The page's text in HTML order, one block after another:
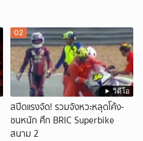
วิดีโอ
02
สปีดแรงจัด! รวมจังหวะหลุดโค้ง-
ชนหนัก ศึก BRIC Superbike
สนาม 2